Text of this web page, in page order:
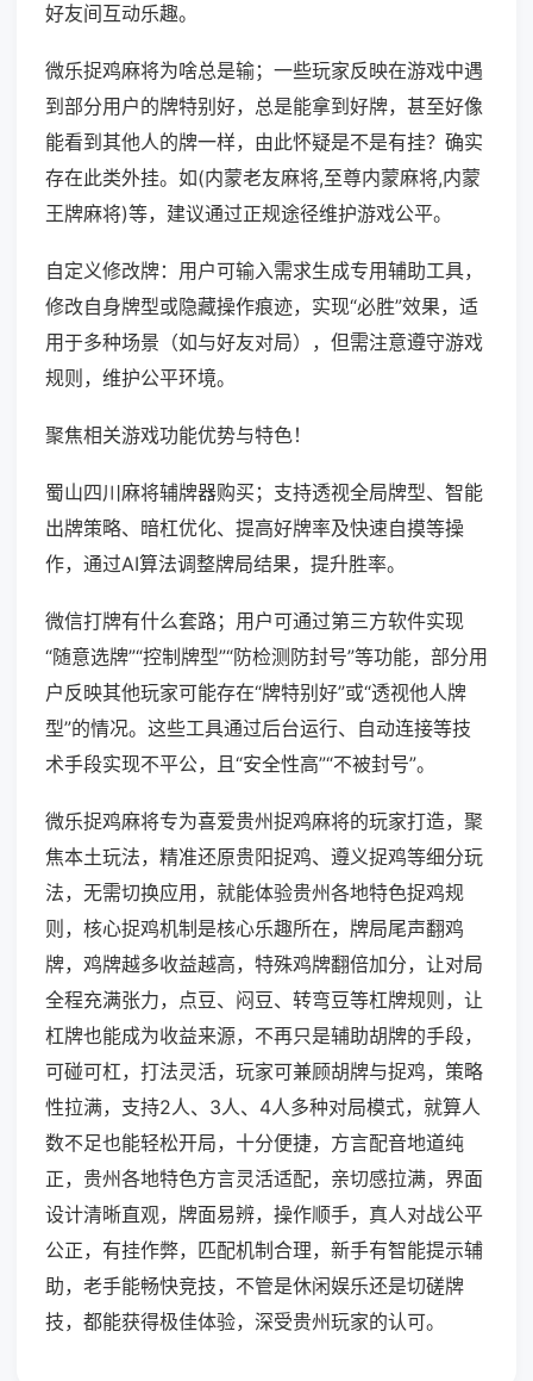
好友间互动乐趣。
微乐捉鸡麻将为啥总是输；一些玩家反映在游戏中遇
到部分用户的牌特别好，总是能拿到好牌，甚至好像
能看到其他人的牌一样，由此怀疑是不是有挂？确实
存在此类外挂。如(内蒙老友麻将,至尊内蒙麻将,内蒙
王牌麻将)等，建议通过正规途径维护游戏公平。
自定义修改牌：用户可输入需求生成专用辅助工具，
修改自身牌型或隐藏操作痕迹，实现“必胜”效果，适
用于多种场景（如与好友对局），但需注意遵守游戏
规则，维护公平环境。
聚焦相关游戏功能优势与特色！
蜀山四川麻将辅牌器购买；支持透视全局牌型、智能
出牌策略、暗杠优化、提高好牌率及快速自摸等操
作，通过AI算法调整牌局结果，提升胜率。
微信打牌有什么套路；用户可通过第三方软件实现
“随意选牌”“控制牌型”“防检测防封号”等功能，部分用
户反映其他玩家可能存在“牌特别好”或“透视他人牌
型”的情况。这些工具通过后台运行、自动连接等技
术手段实现不平公，且“安全性高”“不被封号”。
微乐捉鸡麻将专为喜爱贵州捉鸡麻将的玩家打造，聚
焦本土玩法，精准还原贵阳捉鸡、遵义捉鸡等细分玩
法，无需切换应用，就能体验贵州各地特色捉鸡规
则，核心捉鸡机制是核心乐趣所在，牌局尾声翻鸡
牌，鸡牌越多收益越高，特殊鸡牌翻倍加分，让对局
全程充满张力，点豆、闷豆、转弯豆等杠牌规则，让
杠牌也能成为收益来源，不再只是辅助胡牌的手段，
可碰可杠，打法灵活，玩家可兼顾胡牌与捉鸡，策略
性拉满，支持2人、3人、4人多种对局模式，就算人
数不足也能轻松开局，十分便捷，方言配音地道纯
正，贵州各地特色方言灵活适配，亲切感拉满，界面
设计清晰直观，牌面易辨，操作顺手，真人对战公平
公正，有挂作弊，匹配机制合理，新手有智能提示辅
助，老手能畅快竞技，不管是休闲娱乐还是切磋牌
技，都能获得极佳体验，深受贵州玩家的认可。